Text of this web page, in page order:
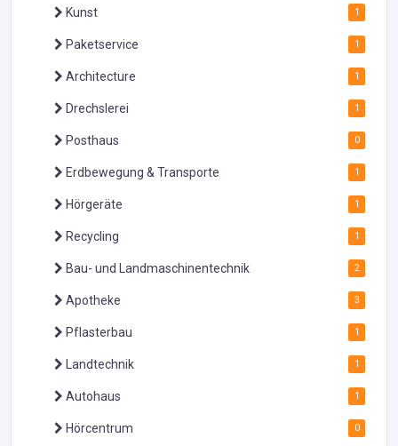
Kunst 1
Paketservice 1
Architecture 1
Drechslerei 1
Posthaus 0
Erdbewegung & Transporte 1
Hörgeräte 1
Recycling 1
Bau- und Landmaschinentechnik 2
Apotheke 3
Pflasterbau 1
Landtechnik 1
Autohaus 1
Hörcentrum 0